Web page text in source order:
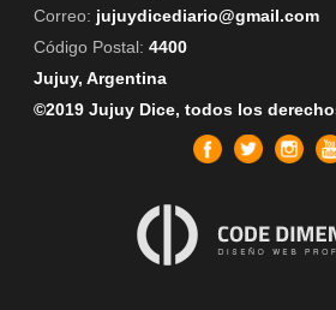
Correo: jujuydicediario@gmail.com
Código Postal: 4400
Jujuy, Argentina
©2019 Jujuy Dice, todos los